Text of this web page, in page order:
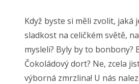
Když byste si měli zvolit, jaká
sladkost na celičkém světě,
mysleli? Byly by to bonbony?
Čokoládový dort? Ne, zcela
výborná zmrzlina! U nás